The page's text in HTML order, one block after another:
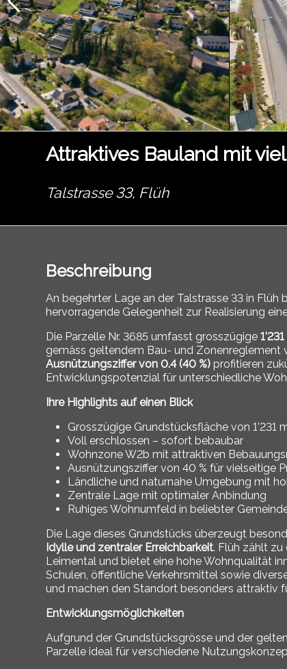
Attraktives Bauland mit
Talstrasse 33, Flüh
Beschreibung
An begehrter Lage an der Talstrasse 33 in
hervorragende Gelegenheit zur Realisierung
Die Parzelle Nr. 3685 umfasst grosszügige
gemäss geltendem Bau- und Zonenreglement
Ausnützungsziffer von 0.4 (40 %) profitieren
Entwicklungspotenzial für unterschiedliche
Ihre Highlights auf einen Blick
Grosszügige Grundstücksfläche von 1’231
Voll erschlossen – sofort bebaubar
Wohnzone W2b mit attraktiven
Ausnützungsziffer von 40 % für vielseitige
Ländliche und naturnahe Umgebung mit
Zentrale Lage mit optimaler Anbindung
Ruhiges Wohnumfeld in beliebter
Die Lage dieses Grundstücks überzeugt
Idylle und zentraler Erreichbarkeit. Flüh zählt
Leimental und bietet eine hohe Wohnqualität
Schulen, öffentliche Verkehrsmittel sowie
und machen den Standort besonders attraktiv
Entwicklungsmöglichkeiten
Aufgrund der Grundstücksgrösse und der
Parzelle ideal für verschiedene